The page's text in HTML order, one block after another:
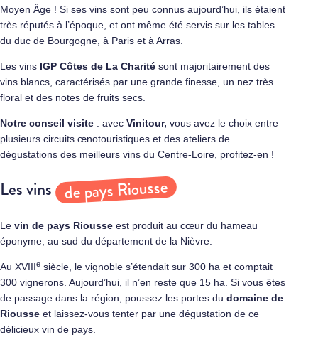
Moyen Âge ! Si ses vins sont peu connus aujourd’hui, ils étaient
très réputés à l’époque, et ont même été servis sur les tables
du duc de Bourgogne, à Paris et à Arras.
Les vins IGP Côtes de La Charité sont majoritairement des
vins blancs, caractérisés par une grande finesse, un nez très
floral et des notes de fruits secs.
Notre conseil visite : avec Vinitour, vous avez le choix entre
plusieurs circuits œnotouristiques et des ateliers de
dégustations des meilleurs vins du Centre-Loire, profitez-en !
Les vins de pays Riousse
Le vin de pays Riousse est produit au cœur du hameau
éponyme, au sud du département de la Nièvre.
Au XVIIIe siècle, le vignoble s’étendait sur 300 ha et comptait
300 vignerons. Aujourd’hui, il n’en reste que 15 ha. Si vous êtes
de passage dans la région, poussez les portes du domaine de
Riousse et laissez-vous tenter par une dégustation de ce
délicieux vin de pays.